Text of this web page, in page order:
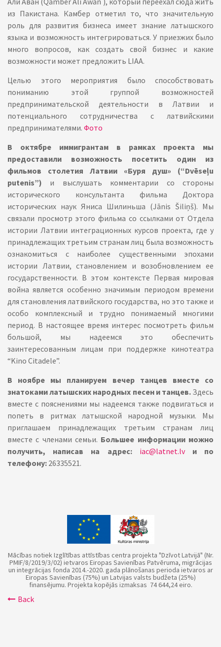
из Пакистана. Камбер отметил то, что значительную
роль для развития бизнеса имеет знание латышского
языка и возможность интегрироваться. У приезжих было
много вопросов, как создать свой бизнес и какие
возможности может предложить LIAA.
Целью этого мероприятия было способствовать
пониманию этой группой возможностей
предпринимательской деятельности в Латвии и
потенциального сотрудничества с латвийскими
предпринимателями. Фото
В октябре иммигрантам в рамках проекта мы
предоставили возможность посетить один из
фильмов столетия Латвии «Буря душ» (“Dvēseļu
putenis”) и выслушать комментарии со стороны
исторического консультанта фильма Доктора
исторических наук Яниса Шилиньша (Jānis Šiliņš). Мы
связали просмотр этого фильма со ссылками от Отдела
истории Латвии интеграционных курсов проекта, где у
принадлежащих третьим странам лиц была возможность
ознакомиться с наиболее существенными эпохами
истории Латвии, становлением и возобновлением ее
государственности. В этом контексте Первая мировая
война является особенно значимым периодом времени
для становления латвийского государства, но это также и
особо комплексный и трудно понимаемый многими
период. В настоящее время интерес посмотреть фильм
большой, мы надеемся это обеспечить
заинтересованным лицам при поддержке кинотеатра
“Kino Citadele”.
В ноябре мы планируем вечер танцев вместе со
знатоками латышских народных песен и танцев.Здесь
вместе с пояснениями мы надеемся также подвигаться и
попеть в ритмах латышской народной музыки. Мы
приглашаем принадлежащих третьим странам лиц
вместе с членами семьи. Большее информации можно
получить, написав на адрес:
iac@latnet.lv
и по
телефону: 26335521.
Mācības notiek Izglītības attīstības centra projekta "Dzīvot Latvijā" (Nr.
PMIF/8/2019/3/02) ietvaros Eiropas Savienības Patvēruma, migrācijas
un integrācijas fonda 2014.-2020. gada plānošanas perioda ietvaros ar
Eiropas Savienības (75%) un Latvijas valsts budžeta (25%)
finansējumu. Projekta kopējās izmaksas 74 644,24 eiro.
Back